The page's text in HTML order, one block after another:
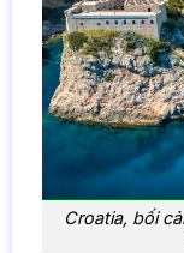
Croatia, bối